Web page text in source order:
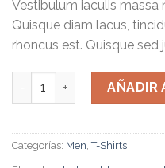
Vestibulum iaculis
Quisque diam lacus,
rhoncus est. Quisque
Lawrance Polo Tee Jack
AÑADIR
Categorías: Men ,T-Shirts